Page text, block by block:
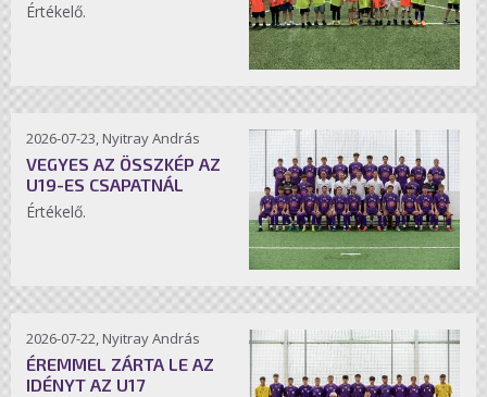
Értékelő.
2026-07-23, Nyitray András
VEGYES AZ ÖSSZKÉP AZ
U19-ES CSAPATNÁL
Értékelő.
2026-07-22, Nyitray András
ÉREMMEL ZÁRTA LE AZ
IDÉNYT AZ U17